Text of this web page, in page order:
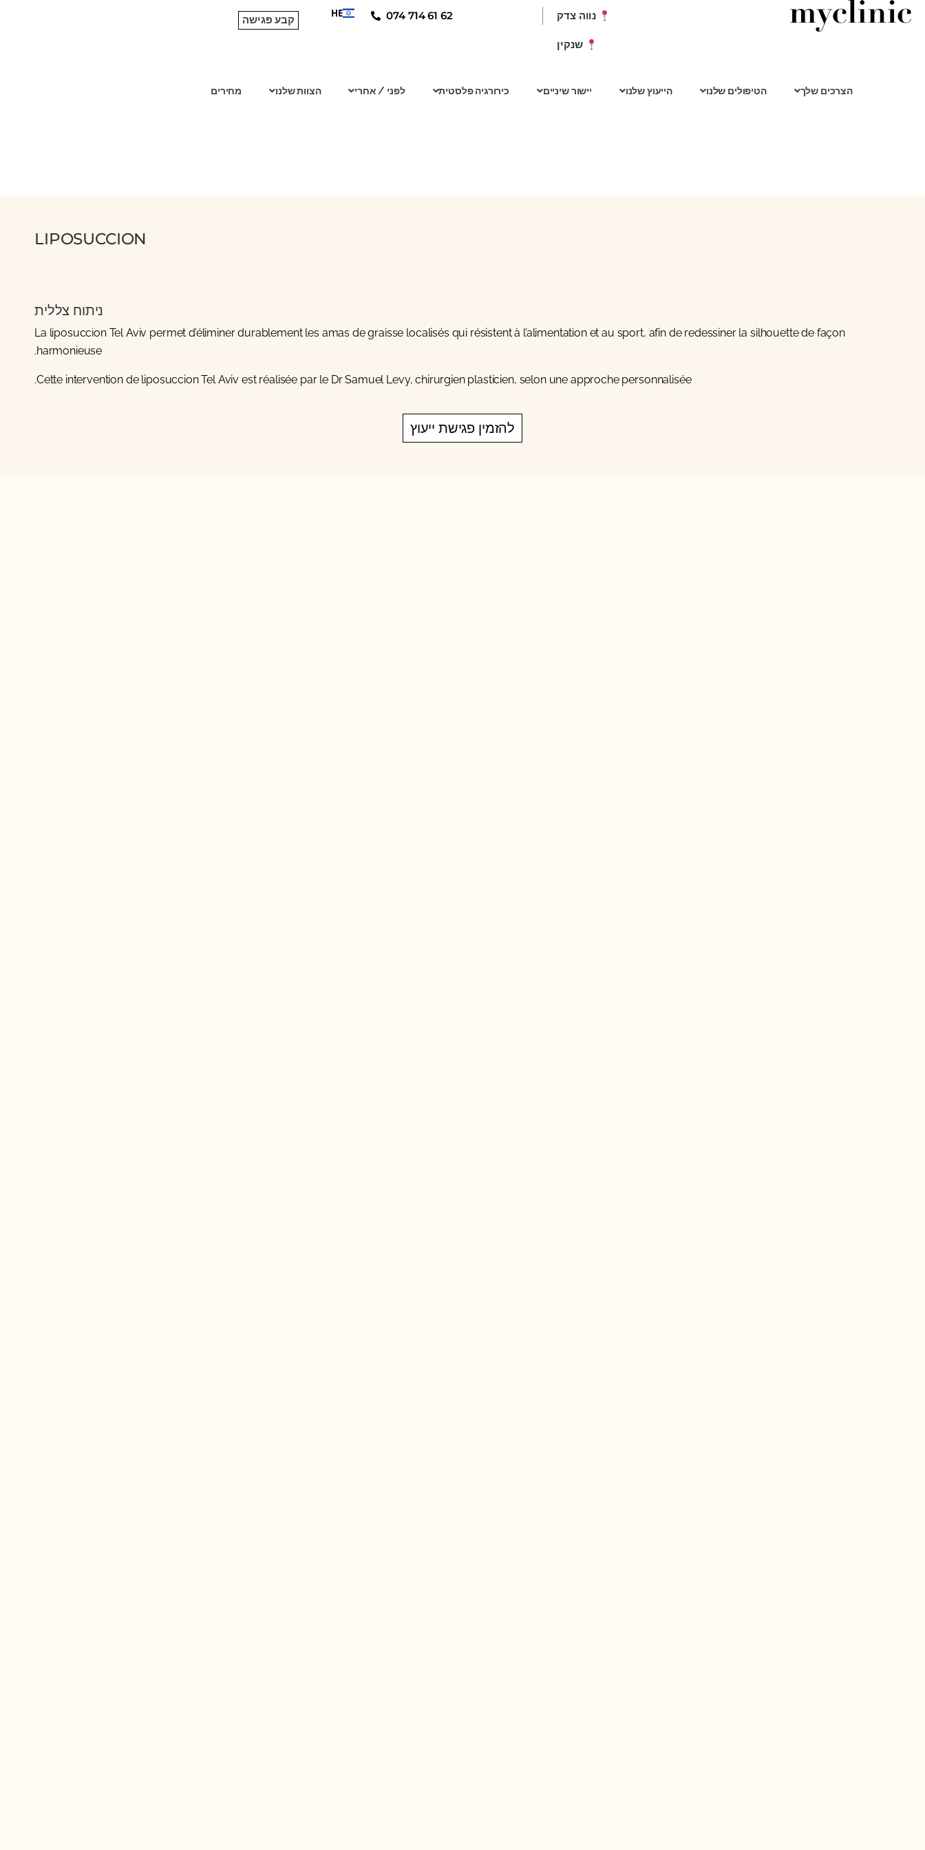
נווה צדק
שנקין
074 714 61 62
HE
קבע פגישה
הצרכים שלך הטיפולים שלנו הייעוץ שלנו יישור שיניים כירורגיה פלסטית לפני / אחרי הצוות שלנו מחירים
LIPOSUCCION
ניתוח צללית
La liposuccion Tel Aviv permet d’éliminer durablement les amas de graisse localisés qui résistent à l’alimentation et au sport, afin de redessiner la silhouette de façon
harmonieuse.
Cette intervention de liposuccion Tel Aviv est réalisée par le Dr Samuel Levy, chirurgien plasticien, selon une approche personnalisée.
להזמין פגישת ייעוץ